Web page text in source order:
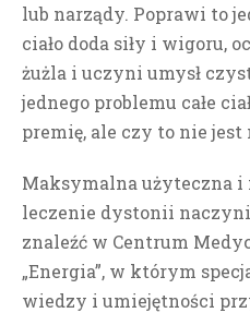
lub narządy. Poprawi to
ciało doda siły i wigoru,
żużla i uczyni umysł
jednego problemu całe
premię, ale czy to nie jest
Maksymalna użyteczna
leczenie dystonii
znaleźć w Centrum
„Energia”, w którym
wiedzy i umiejętności